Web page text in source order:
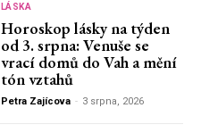
LÁSKA
Horoskop lásky na týden
od 3. srpna: Venuše se
vrací domů do Vah a mění
tón vztahů
Petra Zajícova - 3 srpna, 2026